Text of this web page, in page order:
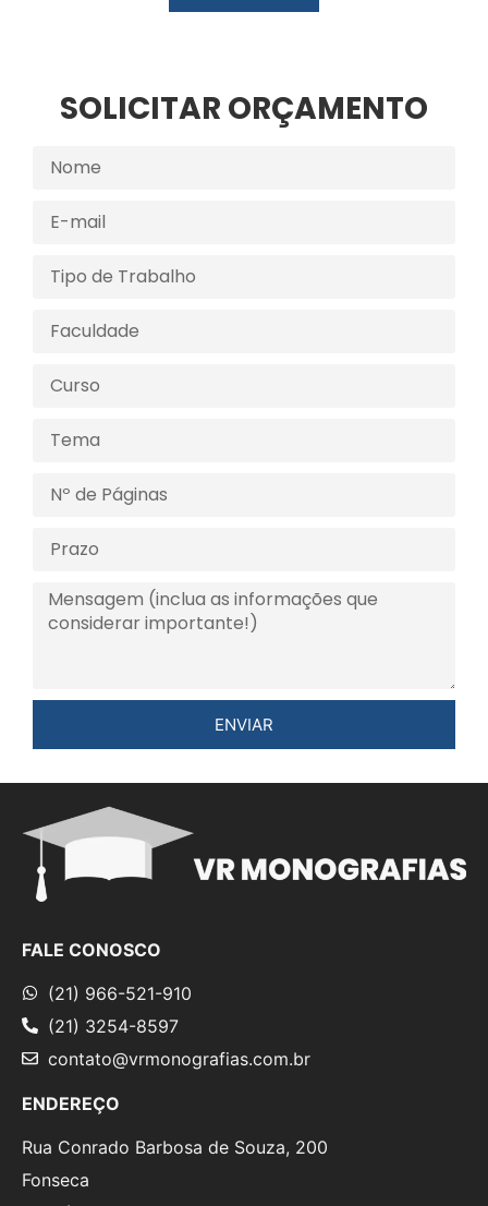
SOLICITAR ORÇAMENTO
ENVIAR
FALE CONOSCO
(21) 966-521-910
(21) 3254-8597
contato@vrmonografias.com.br
ENDEREÇO
Rua Conrado Barbosa de Souza, 200
Fonseca